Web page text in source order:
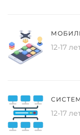
12-17
12-17